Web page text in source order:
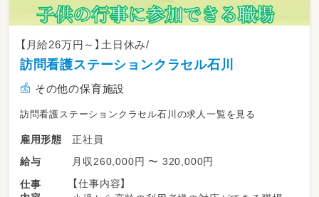
【月給26万円～】土日休み/
訪問看護ステーションクラセル石川
その他の保育施設
訪問看護ステーションクラセル石川の求人一覧を見る
雇用形態
正社員
給与
月収260,000円 〜 320,000円
仕事
【仕事内容】